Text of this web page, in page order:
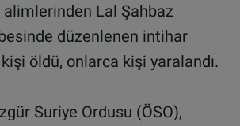
Lal Şahbaz
düzenlenen intihar
kişi öldü, onlarca kişi yaralandı.
Suriye Ordusu (ÖSO),